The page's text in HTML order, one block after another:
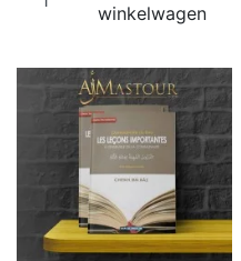
winkelwagen